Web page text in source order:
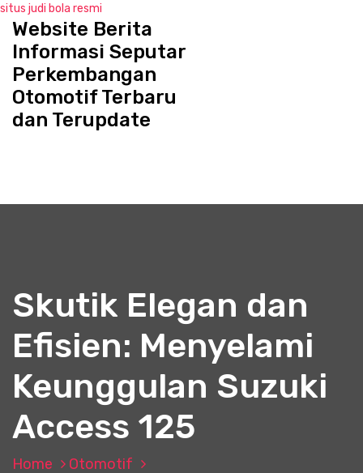
situs judi bola resmi
e
Website Berita
Informasi Seputar
Perkembangan
Otomotif Terbaru
dan Terupdate
Skutik Elegan dan
Efisien: Menyelami
Keunggulan Suzuki
Access 125
Home
Otomotif